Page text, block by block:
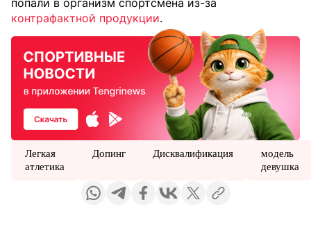
попали в организм спортсмена из-за
контрафактной продукции.
Легкая
атлетика
Допинг Дисквалификация
модель
девушка